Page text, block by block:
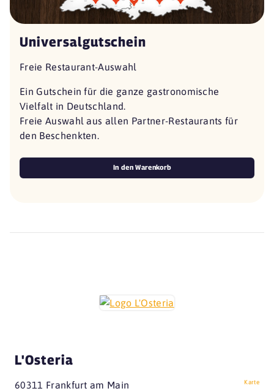
Universalgutschein
Freie Restaurant-Auswahl
Ein Gutschein für die ganze gastronomische
Vielfalt in Deutschland.
Freie Auswahl aus allen Partner-Restaurants für
den Beschenkten.
In den Warenkorb
L'Osteria
60311 Frankfurt am Main Karte